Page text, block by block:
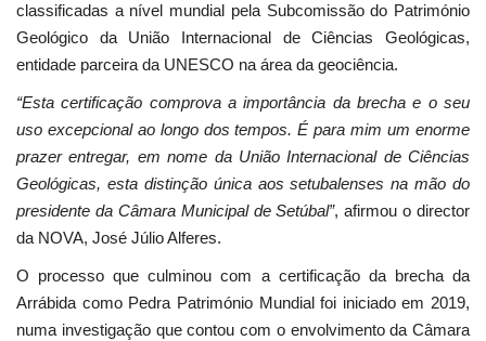
classificadas a nível mundial pela Subcomissão do Património
Geológico da União Internacional de Ciências Geológicas,
entidade parceira da UNESCO na área da geociência.
“Esta certificação comprova a importância da brecha e o seu
uso excepcional ao longo dos tempos. É para mim um enorme
prazer entregar, em nome da União Internacional de Ciências
Geológicas, esta distinção única aos setubalenses na mão do
presidente da Câmara Municipal de Setúbal”, afirmou o director
da NOVA, José Júlio Alferes.
O processo que culminou com a certificação da brecha da
Arrábida como Pedra Património Mundial foi iniciado em 2019,
numa investigação que contou com o envolvimento da Câmara